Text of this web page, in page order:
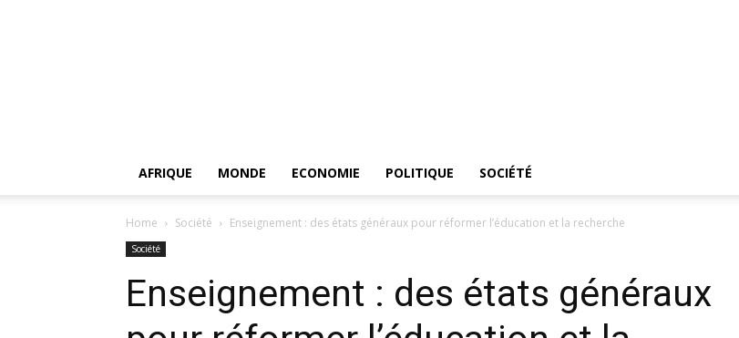
AFRIQUE MONDE ECONOMIE POLITIQUE SOCIÉTÉ
Home Société Enseignement : des états généraux pour réformer l’éducation et la recherche
Société
Enseignement : des états généraux